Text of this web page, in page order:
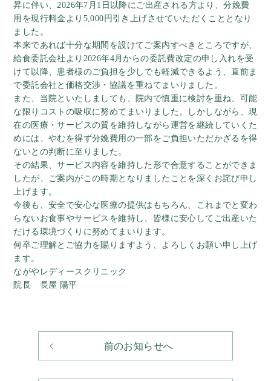
昇に伴い、2026年7月1日以降にご出産される方より、分娩費
用を現行料金より5,000円引き上げさせていただくこととなり
ました。
本来であれば十分な期間を設けてご案内すべきところですが、
給食委託会社より2026年4月からの委託費改定の申し入れを受
けて以降、患者様のご負担を少しでも軽減できるよう、直前ま
で委託会社と価格交渉・協議を重ねてまいりました。
また、当院といたしましても、院内で慎重に検討を重ね、可能
な限りコストの吸収に努めてまいりました。しかしながら、現
在の医療・サービスの質を維持しながら運営を継続していくた
めには、やむを得ず分娩費用の一部をご負担いただかざるを得
ないとの判断に至りました。
その結果、サービス内容を維持した形で合意することができま
したが、ご案内がこの時期となりましたことを深くお詫び申し
上げます。
今後も、安全で安心な医療の提供はもちろん、これまでと変わ
らないお食事やサービスを維持し、皆様に安心してご出産いた
だける環境づくりに努めてまいります。
何卒ご理解とご協力を賜りますよう、よろしくお願い申し上げ
ます。
ながやレディースクリニック
院長 長屋 陽平
前のお知らせへ